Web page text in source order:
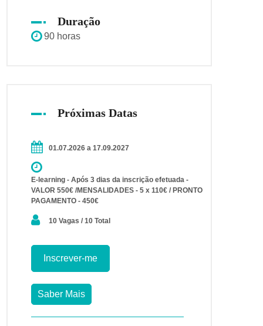
Duração
90 horas
Próximas Datas
01.07.2026 a 17.09.2027
E-learning - Após 3 dias da inscrição efetuada -
VALOR 550€ /MENSALIDADES - 5 x 110€ / PRONTO
PAGAMENTO - 450€
10 Vagas / 10 Total
Inscrever-me
Saber Mais